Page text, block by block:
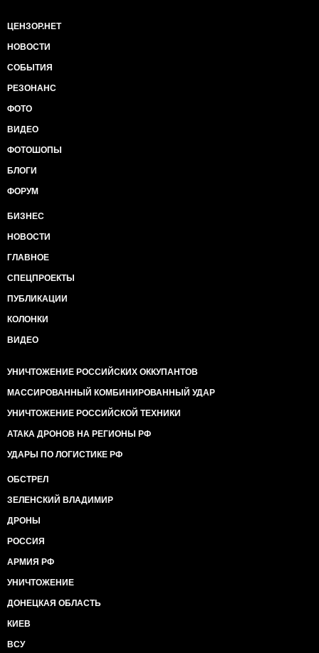
ЦЕНЗОР.НЕТ
НОВОСТИ
СОБЫТИЯ
РЕЗОНАНС
ФОТО
ВИДЕО
ФОТОШОПЫ
БЛОГИ
ФОРУМ
БИЗНЕС
НОВОСТИ
ГЛАВНОЕ
СПЕЦПРОЕКТЫ
ПУБЛИКАЦИИ
КОЛОНКИ
ВИДЕО
УНИЧТОЖЕНИЕ РОССИЙСКИХ ОККУПАНТОВ
МАССИРОВАННЫЙ КОМБИНИРОВАННЫЙ УДАР
УНИЧТОЖЕНИЕ РОССИЙСКОЙ ТЕХНИКИ
АТАКА ДРОНОВ НА РЕГИОНЫ РФ
УДАРЫ ПО ЛОГИСТИКЕ РФ
ОБСТРЕЛ
ЗЕЛЕНСКИЙ ВЛАДИМИР
ДРОНЫ
РОССИЯ
АРМИЯ РФ
УНИЧТОЖЕНИЕ
ДОНЕЦКАЯ ОБЛАСТЬ
КИЕВ
ВСУ